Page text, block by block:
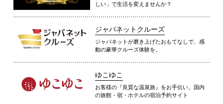
しい」で生活を変えませんか？
ジャパネットクルーズ
ジャパネットが磨き上げたおもてなしで、感
動の豪華クルーズ体験を。
ゆこゆこ
お客様の『良質な温泉旅』をお手伝い。国内
の旅館・宿・ホテルの宿泊予約サイト